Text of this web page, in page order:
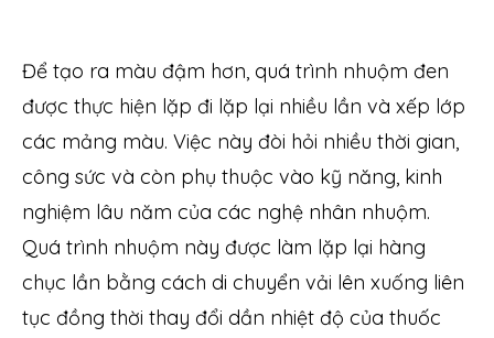
Để tạo ra màu đậm hơn, quá trình nhuộm đen
được thực hiện lặp đi lặp lại nhiều lần và xếp lớp
các mảng màu. Việc này đòi hỏi nhiều thời gian,
công sức và còn phụ thuộc vào kỹ năng, kinh
nghiệm lâu năm của các nghệ nhân nhuộm.
Quá trình nhuộm này được làm lặp lại hàng
chục lần bằng cách di chuyển vải lên xuống liên
tục đồng thời thay đổi dần nhiệt độ của thuốc